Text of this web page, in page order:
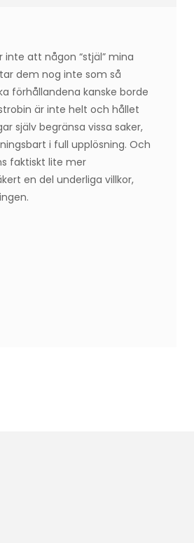
att någon “stjäl” mina
dem nog inte som så
förhållandena kanske borde
är inte helt och hållet
själv begränsa vissa saker,
i full upplösning. Och
faktiskt lite mer
en del underliga villkor,